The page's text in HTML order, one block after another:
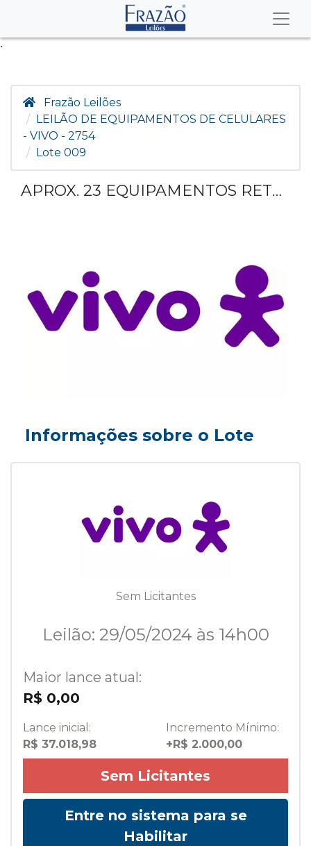
.
Frazão Leilões
LEILÃO DE EQUIPAMENTOS DE CELULARES
- VIVO - 2754
Lote 009
APROX. 23 EQUIPAMENTOS RETORNADOS DAS LOJAS DE DIVERSAS MARCAS E MODELOS.
Informações sobre o Lote
Sem Licitantes
Leilão: 29/05/2024 às 14h00
Maior lance atual:
R$ 0,00
Lance inicial:
R$ 37.018,98
Incremento Mínimo:
+R$ 2.000,00
Sem Licitantes
Entre no sistema para se
Habilitar